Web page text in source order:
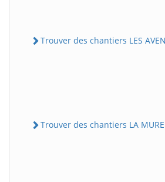
Trouver des chantiers LES
Trouver des chantiers LA MURE